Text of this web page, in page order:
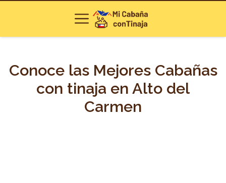
Conoce las Mejores Cabañas
con tinaja en Alto del
Carmen